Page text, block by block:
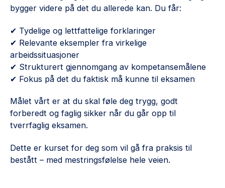
bygger videre på det du allerede kan. Du får:
✔ Tydelige og lettfattelige forklaringer
✔ Relevante eksempler fra virkelige
arbeidssituasjoner
✔ Strukturert gjennomgang av kompetansemålene
✔ Fokus på det du faktisk må kunne til eksamen
Målet vårt er at du skal føle deg trygg, godt
forberedt og faglig sikker når du går opp til
tverrfaglig eksamen.
Dette er kurset for deg som vil gå fra praksis til
bestått – med mestringsfølelse hele veien.